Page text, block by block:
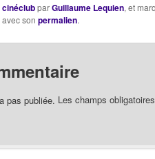
cinéclubparGuillaume Lequien, et
son permalien.
pas publiée. Les champs